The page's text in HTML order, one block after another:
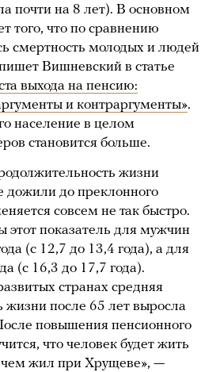
почти на 8 лет). В основном
того, что по сравнению
смертность молодых и людей
Вишневский в статье
выхода на пенсию:
и контраргументы».
население в целом
становится больше.
жизни
дожили до преклонного
совсем не так быстро.
этот показатель для мужчин
(с 12,7 до 13,4 года), а для
(с 16,3 до 17,7 года).
странах средняя
жизни после 65 лет выросла
повышения пенсионного
что человек будет жить
жил при Хрущеве», —